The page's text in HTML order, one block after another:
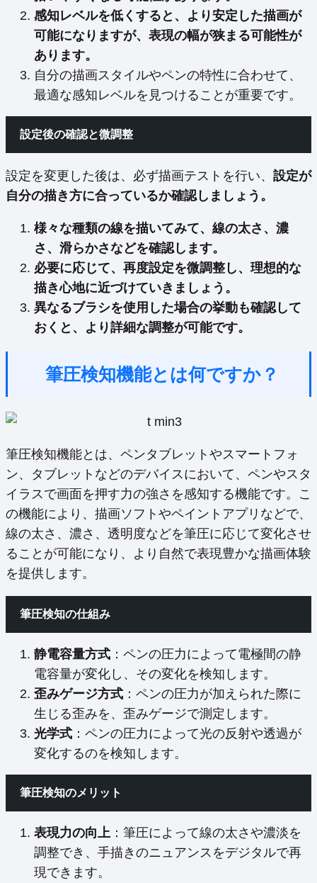
感知レベルを低くすると、より安定した描画が
可能になりますが、表現の幅が狭まる可能性が
あります。
自分の描画スタイルやペンの特性に合わせて、
最適な感知レベルを見つけることが重要です。
設定後の確認と微調整
設定を変更した後は、必ず描画テストを行い、 設定が
自分の描き方に合っているか確認しましょう。
様々な種類の線を描いてみて、線の太さ、濃
さ、滑らかさなどを確認します。
必要に応じて、再度設定を微調整し、理想的な
描き心地に近づけていきましょう。
異なるブラシを使用した場合の挙動も確認して
おくと、より詳細な調整が可能です。
筆圧検知機能とは何ですか？
筆圧検知機能とは、ペンタブレットやスマートフォ
ン、タブレットなどのデバイスにおいて、ペンやスタ
イラスで画面を押す力の強さを感知する機能です。こ
の機能により、描画ソフトやペイントアプリなどで、
線の太さ、濃さ、透明度などを筆圧に応じて変化させ
ることが可能になり、より自然で表現豊かな描画体験
を提供します。
筆圧検知の仕組み
静電容量方式 ：ペンの圧力によって電極間の静
電容量が変化し、その変化を検知します。
歪みゲージ方式 ：ペンの圧力が加えられた際に
生じる歪みを、歪みゲージで測定します。
光学式 ：ペンの圧力によって光の反射や透過が
変化するのを検知します。
筆圧検知のメリット
表現力の向上 ：筆圧によって線の太さや濃淡を
調整でき、手描きのニュアンスをデジタルで再
現できます。